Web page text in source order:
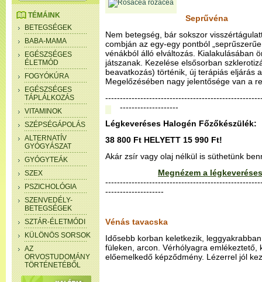
TÉMÁINK
BETEGSÉGEK
BABA-MAMA
EGÉSZSÉGES
ÉLETMÓD
FOGYÓKÚRA
EGÉSZSÉGES
TÁPLÁLKOZÁS
VITAMINOK
SZÉPSÉGÁPOLÁS
ALTERNATÍV
GYÓGYÁSZAT
GYÓGYTEÁK
SZEX
PSZICHOLÓGIA
SZENVEDÉLY-
BETEGSÉGEK
SZTÁR-ÉLETMÓDI
KÜLÖNÖS SORSOK
AZ
ORVOSTUDOMÁNY
TÖRTÉNETÉBŐL
Seprűvéna
Nem betegség, bár sokszor
combján az egy-egy pontból
vénákból álló elváltozás. Kialakulásában
játszanak. Kezelése elsősorban
beavatkozás) történik, új terápiás eljárás
Megelőzésében nagy jelentősége van a
--------------------
Légkeveréses Halogén Főzőkészülék:
38 800 Ft HELYETT 15 990 Ft!
Akár zsír vagy olaj nélkül is süthetünk
Megnézem a
--------------------
Vénás tavacska
Idősebb korban keletkezik,
füleken, arcon. Vérhólyagra emlékeztető,
előemelkedő képződmény. Lézerrel jól